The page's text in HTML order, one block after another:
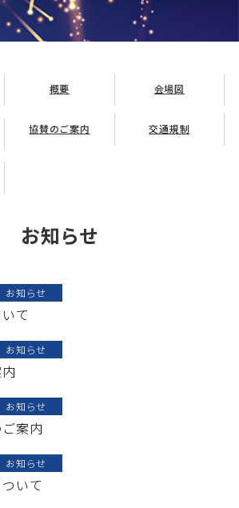
概要 会場図
協賛のご案内 交通規制
お知らせ
お知らせ
て
お知らせ
お知らせ
案内
お知らせ
いて